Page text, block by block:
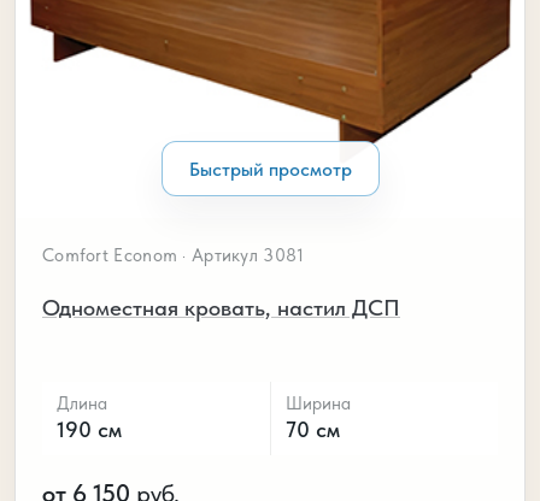
Быстрый просмотр
Comfort Econom · Артикул 3081
Одноместная кровать, настил ДСП
Длина
190 см
Ширина
70 см
от 6 150 руб.